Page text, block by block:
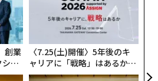
、感覚やセンスよりも裏付けや
私の仕事はまだ見ぬ読者に本を
手にとって喜んでいる姿を想像
うしたらその未来の読者に本を
創業
ン
超え
〈7.25(土)開催〉5年後のキ
ャリアに「戦略」はあるか。
トップエグゼクティブのキャ